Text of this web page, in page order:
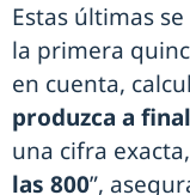
Estas últimas
la primera
en cuenta,
produzca a
una cifra
las 800”,